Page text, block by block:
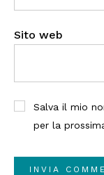
Sito web
Salva il mio
per la